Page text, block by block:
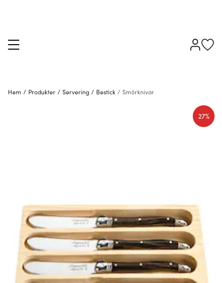
Hem / Produkter / Servering / Bestick / Smörknivar
27%